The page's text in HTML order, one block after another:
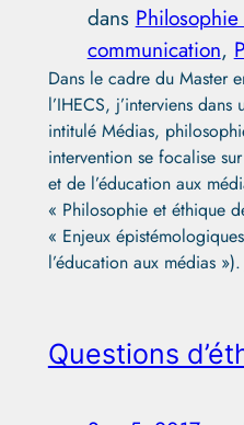
dans
communication,
Dans le cadre du Master
l’IHECS, j’interviens
intitulé Médias,
intervention se focalise
et de l’éducation aux
« Philosophie et éthique
« Enjeux
l’éducation aux médias
Questions